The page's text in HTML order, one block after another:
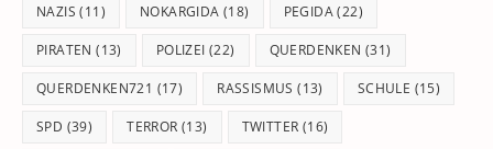
NAZIS (11) NOKARGIDA (18) PEGIDA(22)
PIRATEN (13) POLIZEI (22) QUERDENKEN (31)
QUERDENKEN721 (17) RASSISMUS (13) SCHULE (15)
SPD (39) TERROR (13) TWITTER (16)